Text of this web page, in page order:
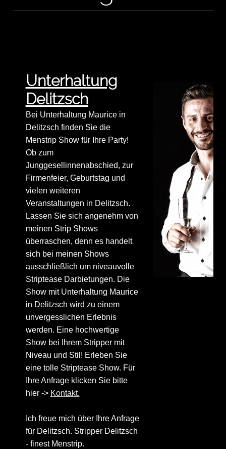
Unterhaltung
Delitzsch
Bei Unterhaltung Maurice in
Delitzsch finden Sie die
Menstrip Show für Ihre Party!
Ob zum
Junggesellinnenabschied, zur
Firmenfeier, Geburtstag und
vielen weiteren
Veranstaltungen in Delitzsch.
Lassen Sie sich angenehm von
meinen Strip Shows
überraschen, denn es handelt
sich bei meinen Shows
ausschließlich um niveauvolle
Striptease Darbietungen. Die
Show mit Unterhaltung Maurice
in Delitzsch wird zu einem
unvergesslichen Erlebnis
werden. Eine hochwertige
Show bei Ihrem Stripper mit
Niveau und Stil! Erleben Sie
eine tolle Striptease Show. Für
Ihre Anfrage klicken Sie bitte
hier -> Kontakt.
Ich freue mich über Ihre Anfrage
für Delitzsch. Stripper Delitzsch
- finest Menstrip.